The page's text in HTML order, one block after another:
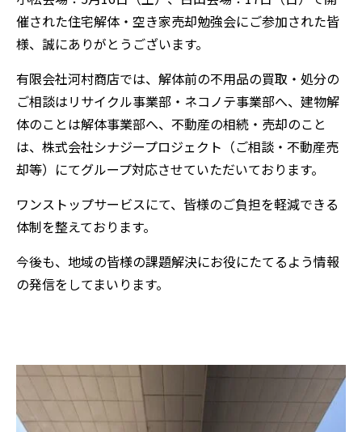
催された住宅解体・空き家売却勉強会にご参加された皆
様、誠にありがとうございます。
有限会社河村商店では、解体前の不用品の買取・処分の
ご相談はリサイクル事業部・ネコノテ事業部へ、建物解
体のことは解体事業部へ、不動産の相続・売却のこと
は、株式会社シナジープロジェクト（ご相談・不動産売
却等）にてグループ対応させていただいております。
ワンストップサービスにて、皆様のご負担を軽減できる
体制を整えております。
今後も、地域の皆様の課題解決にお役にたてるよう情報
の発信をしてまいります。